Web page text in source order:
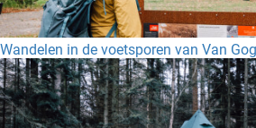
Wandelen in de voetsporen van Van